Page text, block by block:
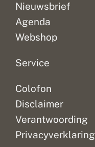
Nieuwsbrief
Agenda
Webshop
Service
Colofon
Disclaimer
Verantwoording
Privacyverklaring